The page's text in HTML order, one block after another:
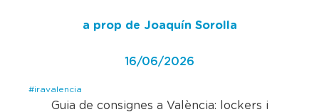
a prop de Joaquín Sorolla
16/06/2026
#iravalencia
Guia de consignes a València: lockers i